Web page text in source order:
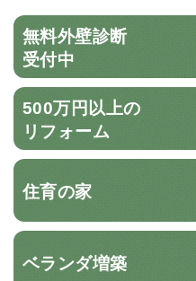
無料外壁診断
受付中
500万円以上の
リフォーム
住育の家
ベランダ増築